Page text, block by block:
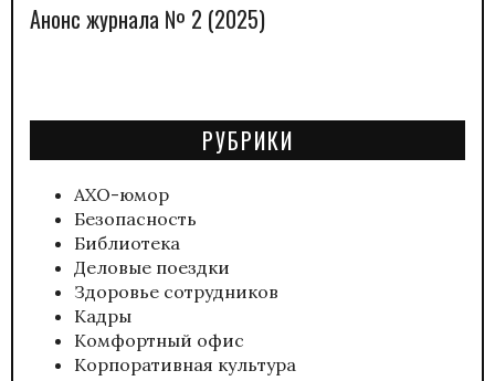
Анонс журнала № 2 (2025)
РУБРИКИ
АХО-юмор
Безопасность
Библиотека
Деловые поездки
Здоровье сотрудников
Кадры
Комфортный офис
Корпоративная культура